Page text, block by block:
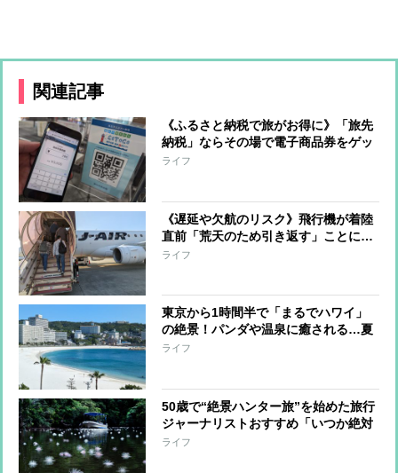
関連記事
《ふるさと納税で旅がお得に》「旅先
納税」ならその場で電子商品券をゲッ
ト！旅行ジャーナリストが「香川アー
ライフ
《遅延や欠航のリスク》飛行機が着陸
直前「荒天のため引き返す」ことに…
その後はどうなる？旅行ジャーナリス
ライフ
東京から1時間半で「まるでハワイ」
の絶景！パンダや温泉に癒される…夏
前の今こそ行きたい「和歌山・南紀白
ライフ
50歳で“絶景ハンター旅”を始めた旅行
ジャーナリストおすすめ「いつか絶対
見るべき」国内絶景4選
ライフ